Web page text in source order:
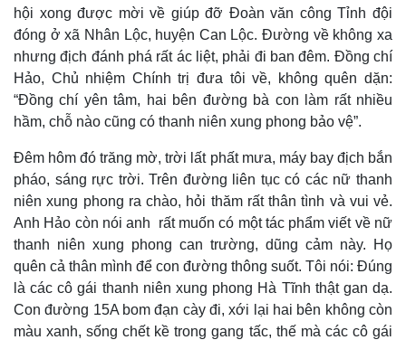
Thế giới
Quan sát
Cuộc sống đó đây
Multimedia
Video
Ảnh
Infographic
hội xong được mời về giúp đỡ Đoàn văn công Tỉnh đội
đóng ở xã Nhân Lộc, huyện Can Lộc. Đường về không xa
nhưng địch đánh phá rất ác liệt, phải đi ban đêm. Đồng chí
Hảo, Chủ nhiệm Chính trị đưa tôi về, không quên dặn:
“Đồng chí yên tâm, hai bên đường bà con làm rất nhiều
hầm, chỗ nào cũng có thanh niên xung phong bảo vệ”.
Đêm hôm đó trăng mờ, trời lất phất mưa, máy bay địch bắn
pháo, sáng rực trời. Trên đường liên tục có các nữ thanh
niên xung phong ra chào, hỏi thăm rất thân tình và vui vẻ.
Anh Hảo còn nói anh rất muốn có một tác phẩm viết về nữ
thanh niên xung phong can trường, dũng cảm này. Họ
quên cả thân mình để con đường thông suốt. Tôi nói: Đúng
là các cô gái thanh niên xung phong Hà Tĩnh thật gan dạ.
Con đường 15A bom đạn cày đi, xới lại hai bên không còn
màu xanh, sống chết kề trong gang tấc, thế mà các cô gái